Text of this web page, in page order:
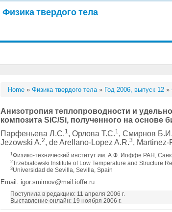
Физика твердого тела
Home »Физика твердого тела» Год 2006, выпуск 12 »
Анизотропия теплопроводности и
композита SiC/Si, полученного на основе
Парфеньева Л.С.1, Орлова Т.С.1, Смирнов Б.И.
Jezowski A.2, de Arellano-Lopez A.R.3, Martinez-
1Физико-технический институт им. А.Ф. Иоффе РАН,
2Trzebiatowski Institute of Low Temperature and Structure
3Universidad de Sevilla, Sevilla, Spain
Email: igor.smirnov@mail.ioffe.ru
Поступила в редакцию: 11 апреля 2006 г.
Выставление онлайн: 19 ноября 2006 г.